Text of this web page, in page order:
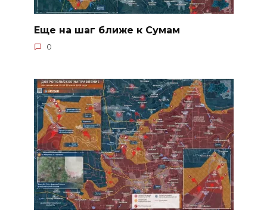
Еще на шаг ближе к Сумам
0